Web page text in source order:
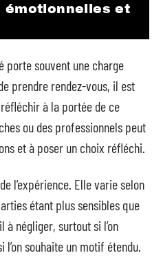
émotionnelles et
porte souvent une charge
prendre rendez-vous, il est
à la portée de ce
ou des professionnels peut
et à poser un choix réfléchi.
l’expérience. Elle varie selon
étant plus sensibles que
à négliger, surtout si l’on
souhaite un motif étendu.